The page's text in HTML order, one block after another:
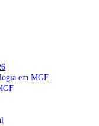
em MGF